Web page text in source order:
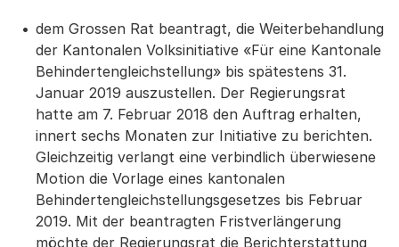
dem Grossen Rat beantragt, die Weiterbehandlung
der Kantonalen Volksinitiative «Für eine Kantonale
Behindertengleichstellung» bis spätestens 31.
Januar 2019 auszustellen. Der Regierungsrat
hatte am 7. Februar 2018 den Auftrag erhalten,
innert sechs Monaten zur Initiative zu berichten.
Gleichzeitig verlangt eine verbindlich überwiesene
Motion die Vorlage eines kantonalen
Behindertengleichstellungsgesetzes bis Februar
2019. Mit der beantragten Fristverlängerung
möchte der Regierungsrat die Berichterstattung